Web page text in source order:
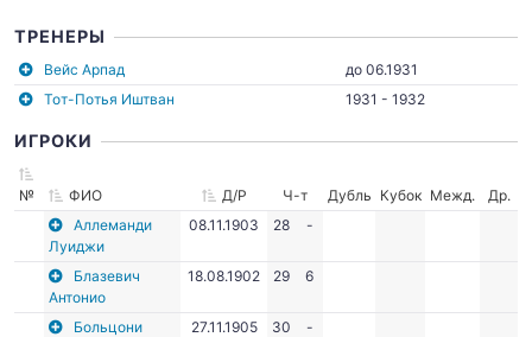
ТРЕНЕРЫ
Вейс Арпад
до 06.1931
Тот-Потья Иштван
1931 - 1932
ИГРОКИ
№ ФИО Д/Р Ч-т Дубль Кубок Межд.
Др.
Аллеманди
Луиджи
08.11.1903 28 -
Блазевич
Антонио
18.08.1902 29 6
Больцони
27.11.1905 30 -